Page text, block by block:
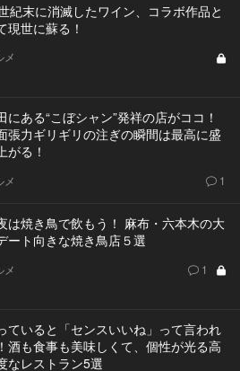
紀末に消滅したワイン、コラボ作品と
現世に蘇る！
メ
にある“こぼシャン”発祥の店がココ！
張力ギリギリの注ぎの瞬間は最高に盛
がる！
メ 1
は焼き鳥で飲もう！ 麻布・六本木の大
ート向きな焼き鳥店５選
メ 1
ていると「センスいいね」って言われ
酒も食事も美味しくて、個性が光る高
なレストラン5選